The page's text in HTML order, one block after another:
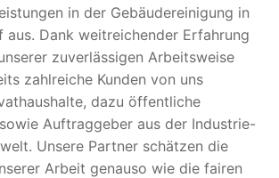
in der Gebäudereinigung in
aus. Dank weitreichender Erfahrung
zuverlässigen Arbeitsweise
zahlreiche Kunden von uns
dazu öffentliche
Auftraggeber aus der Industrie-
Unsere Partner schätzen die
Arbeit genauso wie die fairen